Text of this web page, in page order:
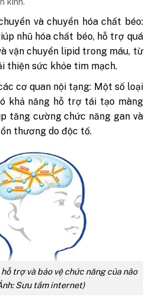
và chuyển hóa chất béo:
nhũ hóa chất béo, hỗ trợ quá
vận chuyển lipid trong máu, từ
thiện sức khỏe tim mạch.
cơ quan nội tạng: Một số loại
khả năng hỗ trợ tái tạo màng
tăng cường chức năng gan và
thương do độc tố.
trợ và bảo vệ chức năng của não
Sưu tầm internet)